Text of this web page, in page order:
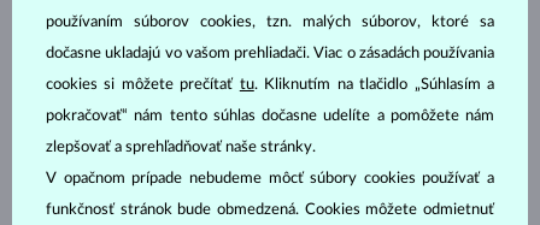
používaním súborov cookies, tzn. malých súborov, ktoré sa
dočasne ukladajú vo vašom prehliadači. Viac o zásadách používania
cookies si môžete prečítať tu. Kliknutím na tlačidlo „Súhlasím a
pokračovať“ nám tento súhlas dočasne udelíte a pomôžete nám
zlepšovať a sprehľadňovať naše stránky.
V opačnom prípade nebudeme môcť súbory cookies používať a
funkčnosť stránok bude obmedzená. Cookies môžete odmietnuť